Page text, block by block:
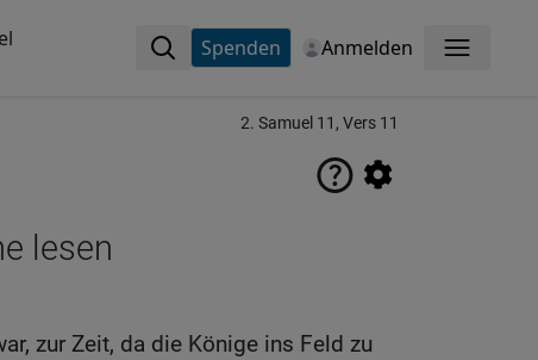
Spenden Anmelden Menü
2. Samuel 11, Vers 11
lesen
zur Zeit, da die Könige ins Feld zu